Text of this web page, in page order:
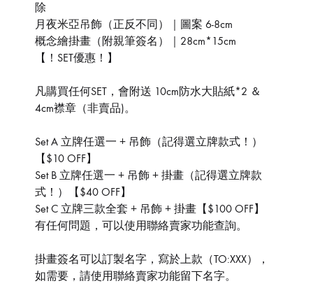
除
月夜米亞吊飾（正反不同）｜圖案 6-8cm
概念繪掛畫（附親筆簽名）｜28cm*15cm
【！SET優惠！】
凡購買任何SET，會附送 10cm防水大貼紙*2 ＆
4cm襟章（非賣品)。
Set A 立牌任選一 + 吊飾（記得選立牌款式！）
【$10 OFF】
Set B 立牌任選一 + 吊飾 + 掛畫（記得選立牌款
式！）【$40 OFF】
Set C 立牌三款全套 + 吊飾 + 掛畫【$100 OFF】
有任何問題，可以使用聯絡賣家功能查詢。
掛畫簽名可以訂製名字，寫於上款（TO:XXX），
如需要，請使用聯絡賣家功能留下名字。